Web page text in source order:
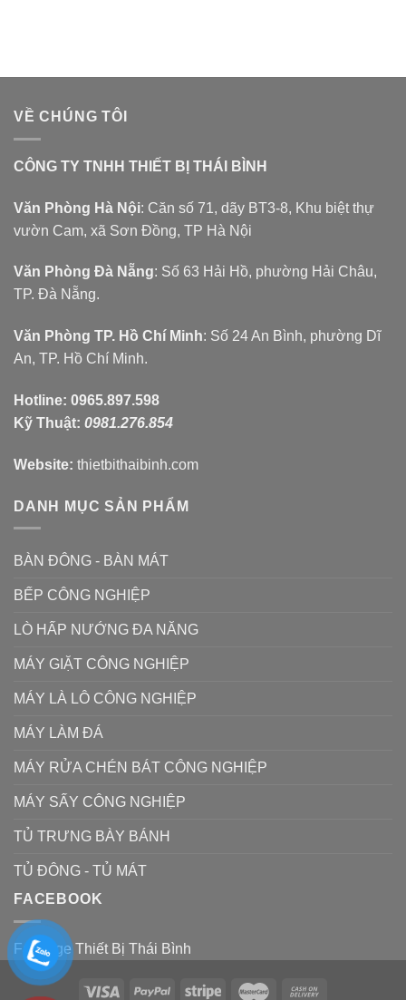
VỀ CHÚNG TÔI
CÔNG TY TNHH THIẾT BỊ THÁI BÌNH
Văn Phòng Hà Nội: Căn số 71, dãy BT3-8, Khu biệt thự
vườn Cam, xã Sơn Đồng, TP Hà Nội
Văn Phòng Đà Nẵng: Số 63 Hải Hồ, phường Hải Châu,
TP. Đà Nẵng.
Văn Phòng TP. Hồ Chí Minh: Số 24 An Bình, phường Dĩ
An, TP. Hồ Chí Minh.
Hotline: 0965.897.598
Kỹ Thuật: 0981.276.854
Website: thietbithaibinh.com
DANH MỤC SẢN PHẨM
BÀN ĐÔNG - BÀN MÁT
BẾP CÔNG NGHIỆP
LÒ HẤP NƯỚNG ĐA NĂNG
MÁY GIẶT CÔNG NGHIỆP
MÁY LÀ LÔ CÔNG NGHIỆP
MÁY LÀM ĐÁ
MÁY RỬA CHÉN BÁT CÔNG NGHIỆP
MÁY SẤY CÔNG NGHIỆP
TỦ TRƯNG BÀY BÁNH
TỦ ĐÔNG - TỦ MÁT
FACEBOOK
Fanpage Thiết Bị Thái Bình